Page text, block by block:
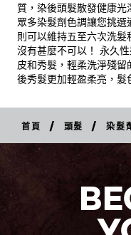
質，染後頭髮散發健康光
眾多染髮劑色調讓您挑選
則可以維持五至六次洗髮
沒有甚麼不可以！ 永久
皮和秀髮，輕柔洗淨殘
後秀髮更加輕盈柔亮，髮
首頁 / 頭髮 / 染髮